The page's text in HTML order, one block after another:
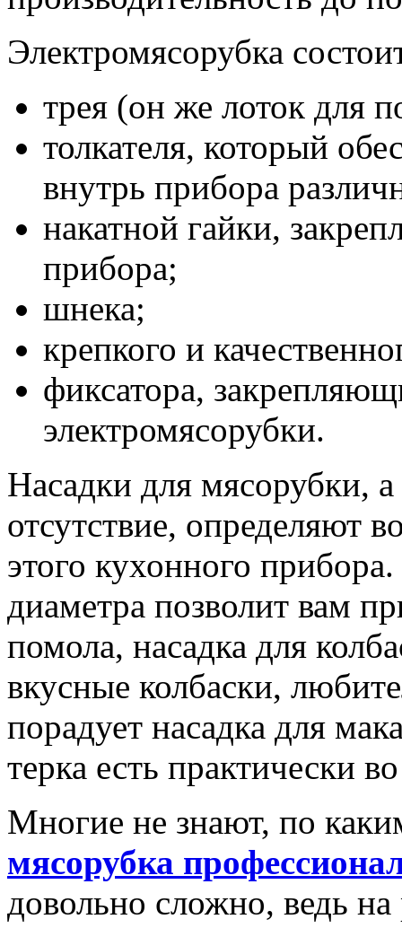
Электромясорубка
трея (он же лоток для
толкателя, который
внутрь прибора
накатной гайки,
прибора;
шнека;
крепкого и
фиксатора,
электромясорубки.
Насадки для мясорубки,
отсутствие, определяют
этого кухонного
диаметра позволит вам
помола, насадка для
вкусные колбаски,
порадует насадка для
терка есть практически
Многие не знают, по
мясорубка
довольно сложно, ведь